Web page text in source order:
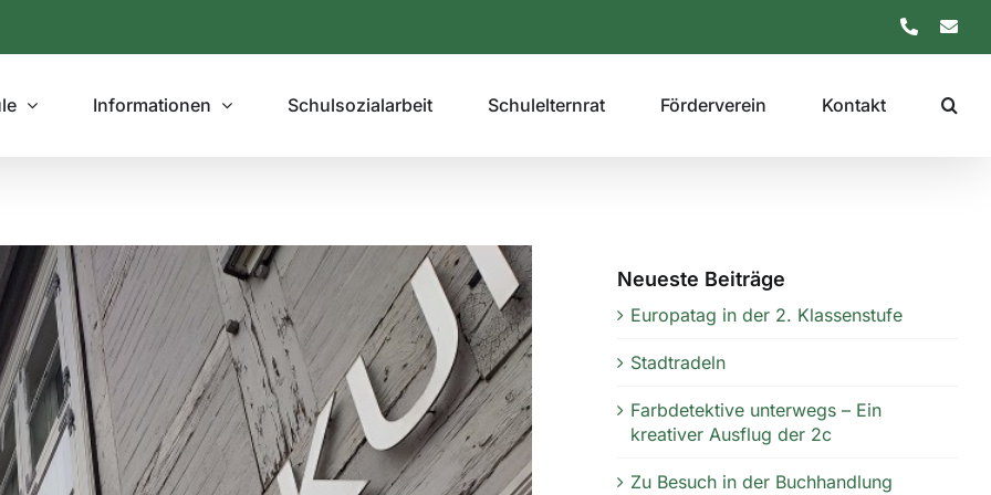
TelefonE-
Informationen Schulsozialarbeit Schulelternrat Förderverein Kontakt
Neueste Beiträge
Europatag in der 2. Klassenstufe
Stadtradeln
Farbdetektive unterwegs – Ein
kreativer Ausflug der 2c
Zu Besuch in der Buchhandlung